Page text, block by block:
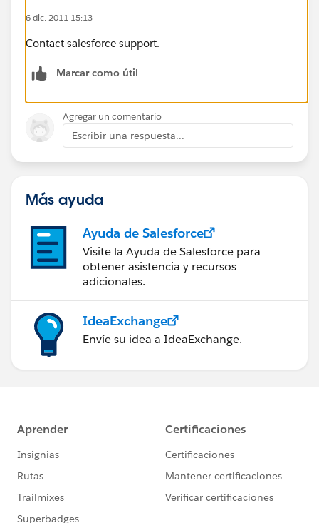
6 dic. 2011 15:13
Contact salesforce support.
Marcar como útil
Agregar un comentario
Escribir una respuesta...
Más ayuda
Ayuda de Salesforce
Visite la Ayuda de Salesforce para
obtener asistencia y recursos
adicionales.
IdeaExchange
Envíe su idea a IdeaExchange.